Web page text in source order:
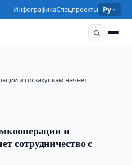
ИнфографикаСпецпроекты Ру
и госзакупкам начнет
и
сотрудничество с